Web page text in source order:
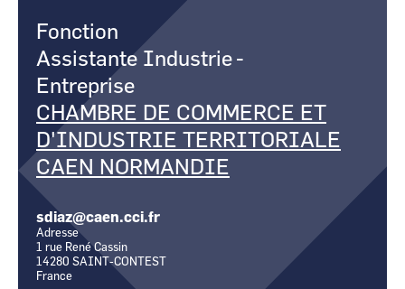
Occitanie
CCI Business
Pays de la Loire
Occitanie
CCI Business
Pays de la Loire
Fonction
Assistante Industrie -
Entreprise
CHAMBRE DE COMMERCE ET
D'INDUSTRIE TERRITORIALE
CAEN NORMANDIE
sdiaz@caen.cci.fr
Adresse
1 rue René Cassin
14280 SAINT-CONTEST
France